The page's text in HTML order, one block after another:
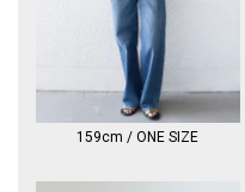
■お問い合わせ品番：312-06-0151
-------------------------------------
生地の厚み：中間
伸縮性：有159cm / ONE SIZE